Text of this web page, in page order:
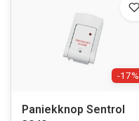
-17%
Paniekknop Sentrol